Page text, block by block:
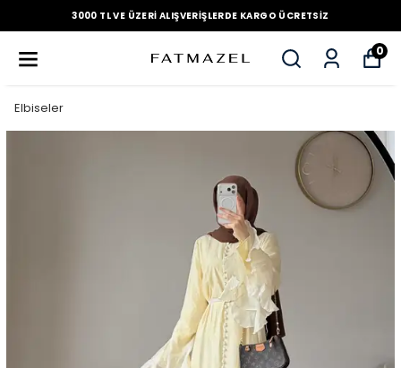
3000 TL VE ÜZERI ALIŞVERIŞLERDE KARGO ÜCRETSIZ
0
Elbiseler